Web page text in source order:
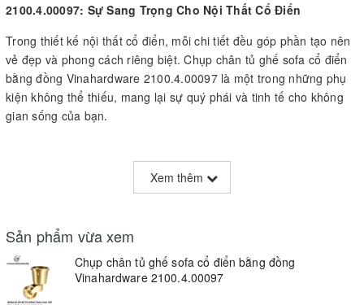
2100.4.00097: Sự Sang Trọng Cho Nội Thất Cổ Điển
Trong thiết kế nội thất cổ điển, mỗi chi tiết đều góp phần tạo nên
vẻ đẹp và phong cách riêng biệt. Chụp chân tủ ghế sofa cổ điển
bằng đồng Vinahardware 2100.4.00097 là một trong những phụ
kiện không thể thiếu, mang lại sự quý phái và tinh tế cho không
gian sống của bạn.
Đặc Điểm Nổi Bật:
:
bền và khả năng chống gỉ sét. Đồng là vật liệu truyền thống trong
thiết kế nội thất, giúp giữ được vẻ đẹp và tuổi thọ cho sản phẩm.
Thiết Kế Cổ Điển Tinh Tế:
Xem thêm
Sản phẩm vừa xem
Chụp chân tủ ghế sofa cổ điển bằng đồng
Vinahardware 2100.4.00097